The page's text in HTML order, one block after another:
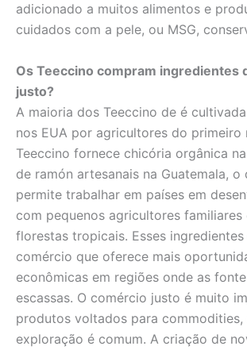
adicionado a muitos alimentos e
cuidados com a pele, ou MSG,
Os Teeccino compram ingredientes
justo?
A maioria dos Teeccino de é
nos EUA por agricultores do primeiro
Teeccino fornece chicória orgânica
de ramón artesanais na Guatemala, o
permite trabalhar em países em
com pequenos agricultores familiares
florestas tropicais. Esses
comércio que oferece mais
econômicas em regiões onde as
escassas. O comércio justo é muito
produtos voltados para commodities,
exploração é comum. A criação de